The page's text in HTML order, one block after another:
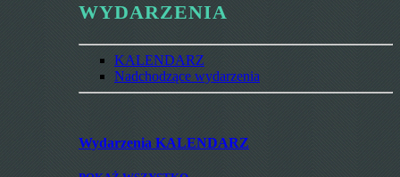
WYDARZENIA
KALENDARZ
Nadchodzące wydarzenia
Wydarzenia KALENDARZ